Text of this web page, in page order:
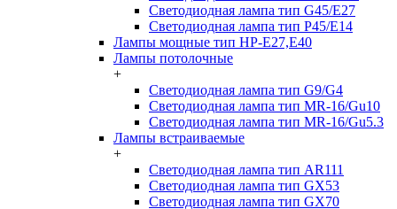
Светодиодная лампа тип G45/E27
Светодиодная лампа тип P45/E14
Лампы мощные тип HP-E27,E40
Лампы потолочные
+
Светодиодная лампа тип G9/G4
Светодиодная лампа тип MR-16/Gu10
Светодиодная лампа тип MR-16/Gu5.3
Лампы встраиваемые
+
Светодиодная лампа тип AR111
Светодиодная лампа тип GX53
Светодиодная лампа тип GX70